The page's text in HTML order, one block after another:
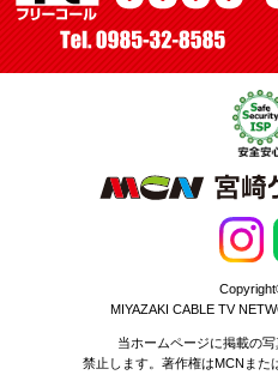
MIYAZAKI CABLE TV
当ホームページに掲載の
禁止します。著作権はMCNまた